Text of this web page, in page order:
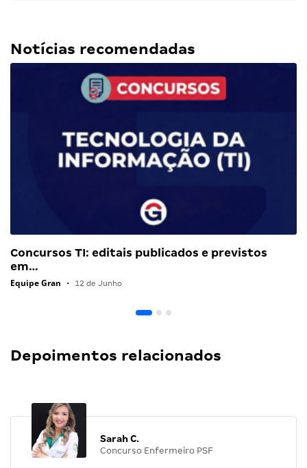
Notícias recomendadas
Concursos TI: editais publicados e previstos
em…
Equipe Gran • 12 de Junho
Depoimentos relacionados
Sarah C.
Concurso Enfermeiro PSF